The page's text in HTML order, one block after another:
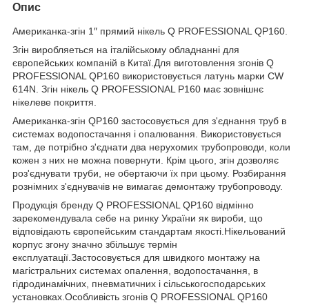
Опис
Американка-згiн 1″ прямий нікель Q PROFESSIONAL QP160.
Згiн виробляеться на італійському обладнанні для
європейських компаній в Китаї.Для виготовлення згонів Q
PROFESSIONAL QP160 використовується латунь марки CW
614N. Згін нікель Q PROFESSIONAL P160 має зовнішнє
нікелеве покриття.
Американка-згін QP160 застосовується для з'єднання труб в
системах водопостачання і опалювання. Використовується
там, де потрібно з'єднати два нерухомих трубопроводи, коли
кожен з них не можна повернути. Крім цього, згін дозволяє
роз'єднувати труби, не обертаючи їх при цьому. Розбирання
рознімних з'єднувачів не вимагає демонтажу трубопроводу.
Продукція бренду Q PROFESSIONAL QP160 відмінно
зарекомендувала себе на ринку України як вироби, що
відповідають європейським стандартам якості.Нікельований
корпус згону значно збільшує термін
експлуатації.Застосовується для швидкого монтажу на
магістральних системах опалення, водопостачання, в
гідродинамічних, пневматичних і сільськогосподарських
установках.Особливість згонів Q PROFESSIONAL QP160